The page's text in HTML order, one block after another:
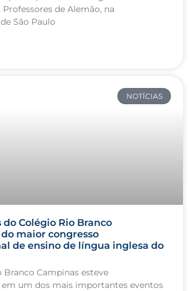
de Alemão, na
São Paulo
NOTÍCIAS
do Colégio Rio Branco
maior congresso
de ensino de língua inglesa do
Branco Campinas esteve
em um dos mais importantes eventos